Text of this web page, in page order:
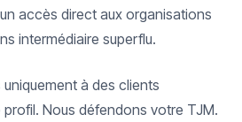
accès direct aux organisations
intermédiaire superflu.
à des clients
Nous défendons votre TJM.